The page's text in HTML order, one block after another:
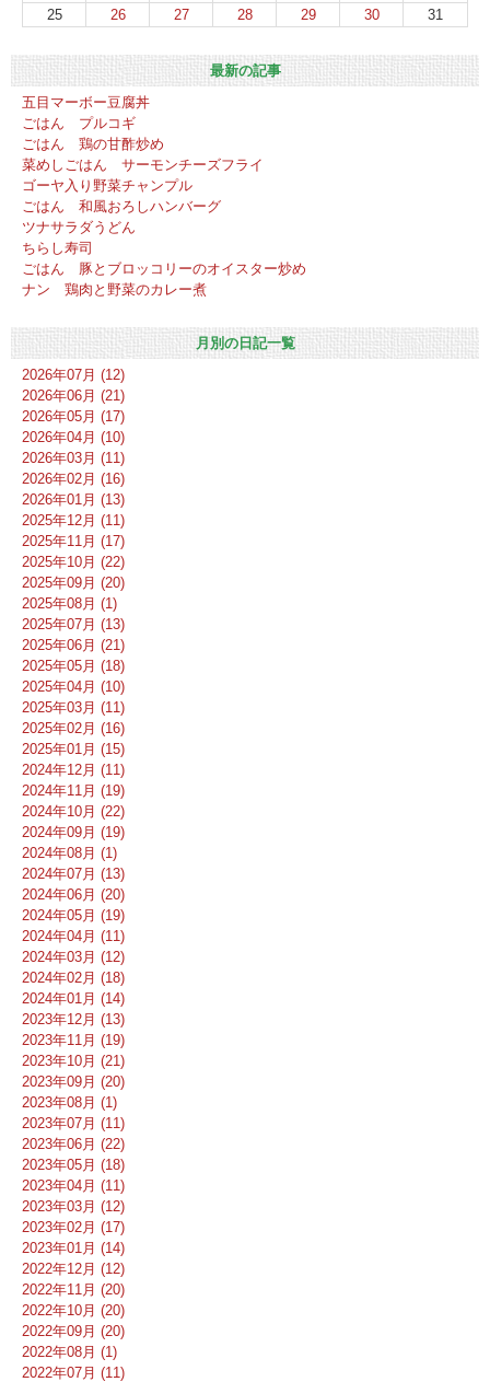
25
26 27 28 29 30 31
最新の記事
五目マーボー豆腐丼
ごはん プルコギ
ごはん 鶏の甘酢炒め
菜めしごはん サーモンチーズフライ
ゴーヤ入り野菜チャンプル
ごはん 和風おろしハンバーグ
ツナサラダうどん
ちらし寿司
ごはん 豚とブロッコリーのオイスター炒め
ナン 鶏肉と野菜のカレー煮
月別の日記一覧
2026年07月 (12)
2026年06月 (21)
2026年05月 (17)
2026年04月 (10)
2026年03月 (11)
2026年02月 (16)
2026年01月 (13)
2025年12月 (11)
2025年11月 (17)
2025年10月 (22)
2025年09月 (20)
2025年08月 (1)
2025年07月 (13)
2025年06月 (21)
2025年05月 (18)
2025年04月 (10)
2025年03月 (11)
2025年02月 (16)
2025年01月 (15)
2024年12月 (11)
2024年11月 (19)
2024年10月 (22)
2024年09月 (19)
2024年08月 (1)
2024年07月 (13)
2024年06月 (20)
2024年05月 (19)
2024年04月 (11)
2024年03月 (12)
2024年02月 (18)
2024年01月 (14)
2023年12月 (13)
2023年11月 (19)
2023年10月 (21)
2023年09月 (20)
2023年08月 (1)
2023年07月 (11)
2023年06月 (22)
2023年05月 (18)
2023年04月 (11)
2023年03月 (12)
2023年02月 (17)
2023年01月 (14)
2022年12月 (12)
2022年11月 (20)
2022年10月 (20)
2022年09月 (20)
2022年08月 (1)
2022年07月 (11)